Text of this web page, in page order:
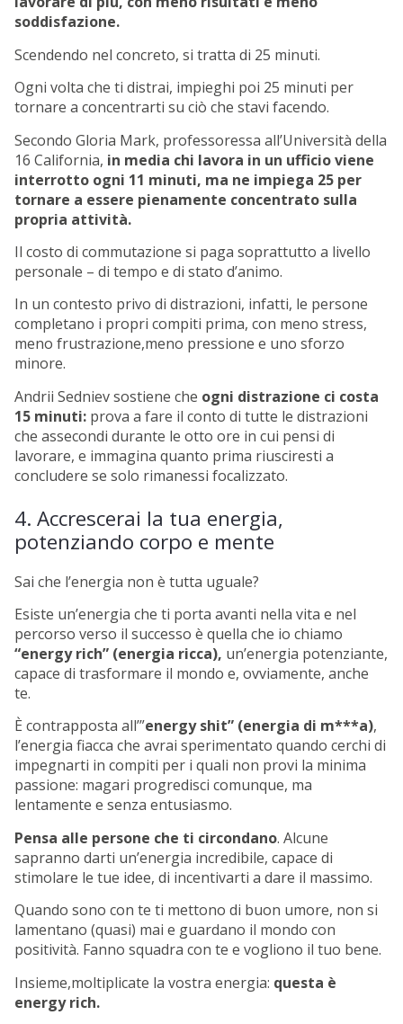
soddisfazione.
Scendendo nel concreto, si tratta di 25 minuti.
Ogni volta che ti distrai, impieghi poi 25 minuti per
tornare a concentrarti su ciò che stavi facendo.
Secondo Gloria Mark, professoressa all’Università della
16 California, in media chi lavora in un ufficio viene
interrotto ogni 11 minuti, ma ne impiega 25 per
tornare a essere pienamente concentrato sulla
propria attività.
Il costo di commutazione si paga soprattutto a livello
personale – di tempo e di stato d’animo.
In un contesto privo di distrazioni, infatti, le persone
completano i propri compiti prima, con meno stress,
meno frustrazione,meno pressione e uno sforzo
minore.
Andrii Sedniev sostiene che ogni distrazione ci costa
15 minuti: prova a fare il conto di tutte le distrazioni
che assecondi durante le otto ore in cui pensi di
lavorare, e immagina quanto prima riusciresti a
concludere se solo rimanessi focalizzato.
4. Accrescerai la tua energia,
potenziando corpo e mente
Sai che l’energia non è tutta uguale?
Esiste un’energia che ti porta avanti nella vita e nel
percorso verso il successo è quella che io chiamo
“energy rich” (energia ricca), un’energia potenziante,
capace di trasformare il mondo e, ovviamente, anche
te.
È contrapposta all’”energy shit” (energia di m***a),
l’energia fiacca che avrai sperimentato quando cerchi di
impegnarti in compiti per i quali non provi la minima
passione: magari progredisci comunque, ma
lentamente e senza entusiasmo.
Pensa alle persone che ti circondano. Alcune
sapranno darti un’energia incredibile, capace di
stimolare le tue idee, di incentivarti a dare il massimo.
Quando sono con te ti mettono di buon umore, non si
lamentano (quasi) mai e guardano il mondo con
positività. Fanno squadra con te e vogliono il tuo bene.
Insieme,moltiplicate la vostra energia: questa è
energy rich.